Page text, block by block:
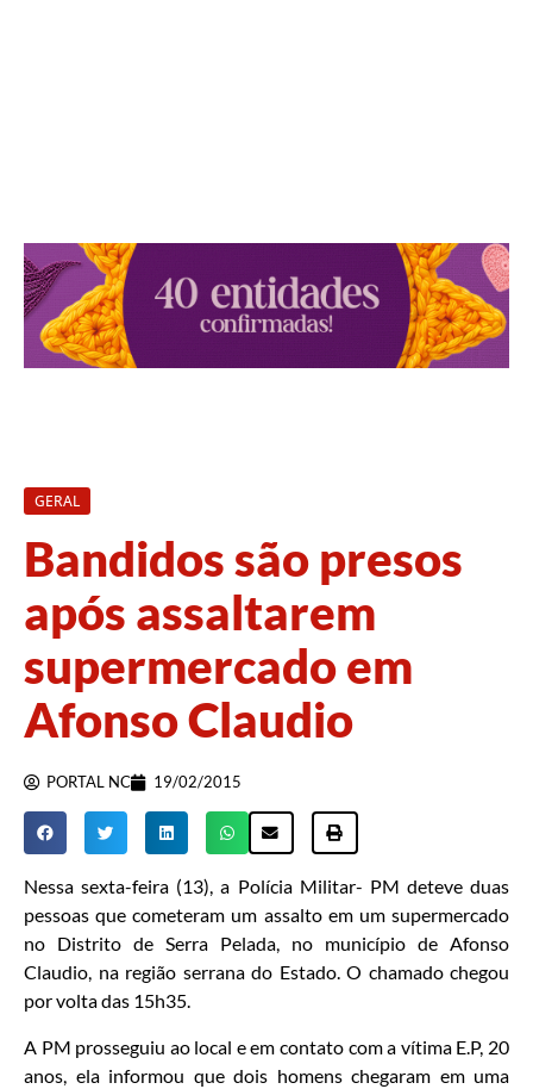
GERAL
Bandidos são presos
após assaltarem
supermercado em
Afonso Claudio
PORTAL NC 19/02/2015
Nessa sexta-feira (13), a Polícia Militar- PM deteve duas
pessoas que cometeram um assalto em um supermercado
no Distrito de Serra Pelada, no município de Afonso
Claudio, na região serrana do Estado. O chamado chegou
por volta das 15h35.
A PM prosseguiu ao local e em contato com a vítima E.P, 20
anos, ela informou que dois homens chegaram em uma